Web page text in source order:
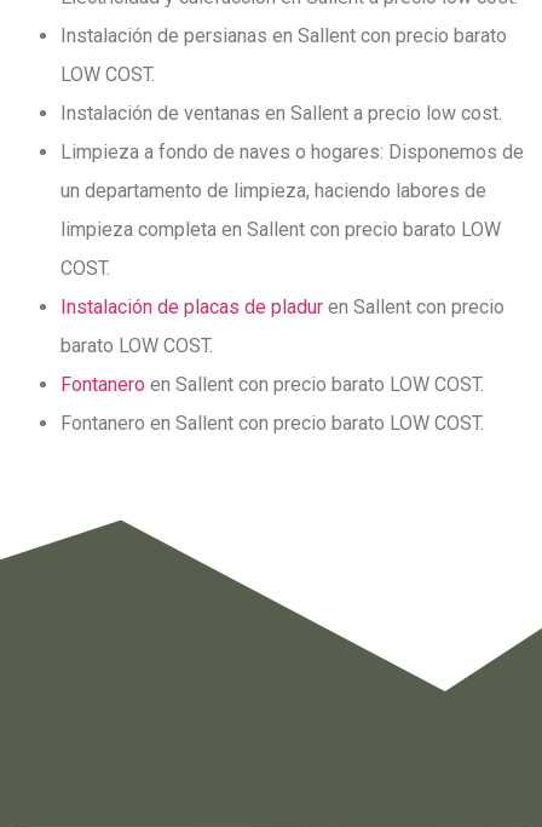
Instalación de persianas en Sallent con precio barato
LOW COST.
Instalación de ventanas en Sallent a precio low cost.
Limpieza a fondo de naves o hogares: Disponemos de
un departamento de limpieza, haciendo labores de
limpieza completa en Sallent con precio barato LOW
COST.
Instalación de placas de pladur en Sallent con precio
barato LOW COST.
Fontanero en Sallent con precio barato LOW COST.
Fontanero en Sallent con precio barato LOW COST.